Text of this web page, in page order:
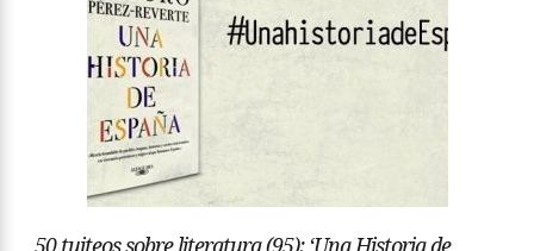
50 tuiteos sobre literatura (95): ‘Una Historia de